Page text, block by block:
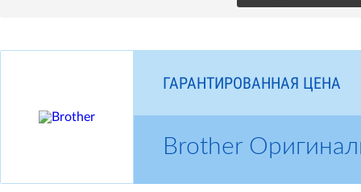
ГАРАНТИРОВАННАЯ ЦЕНА
Brother